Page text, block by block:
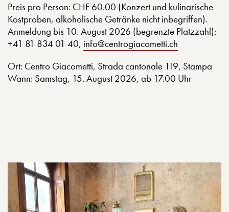
Preis pro Person: CHF 60.00 (Konzert und kulinarische
Kostproben, alkoholische Getränke nicht inbegriffen).
Anmeldung bis 10. August 2026 (begrenzte Platzzahl):
+41 81 834 01 40, info@centrogiacometti.ch
Ort: Centro Giacometti, Strada cantonale 119, Stampa
Wann: Samstag, 15. August 2026, ab 17.00 Uhr